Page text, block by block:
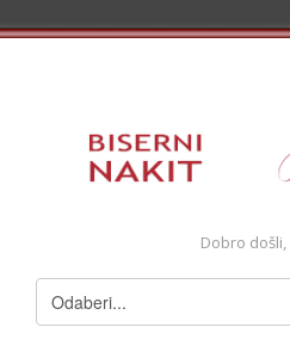
Registracija
Pregledani artikli
Dobro došli,